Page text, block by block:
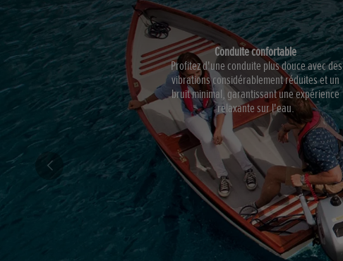
Conduite confortable
Profitez d'une conduite plus douce avec des
vibrations considérablement réduites et un
bruit minimal, garantissant une expérience
relaxante sur l'eau.